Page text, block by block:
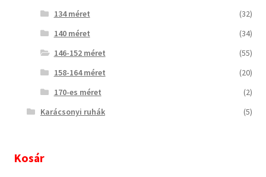
134 méret
(32)
140 méret
(34)
146-152 méret
(55)
158-164 méret
(20)
170-es méret
(2)
Karácsonyi ruhák
(5)
Kosár